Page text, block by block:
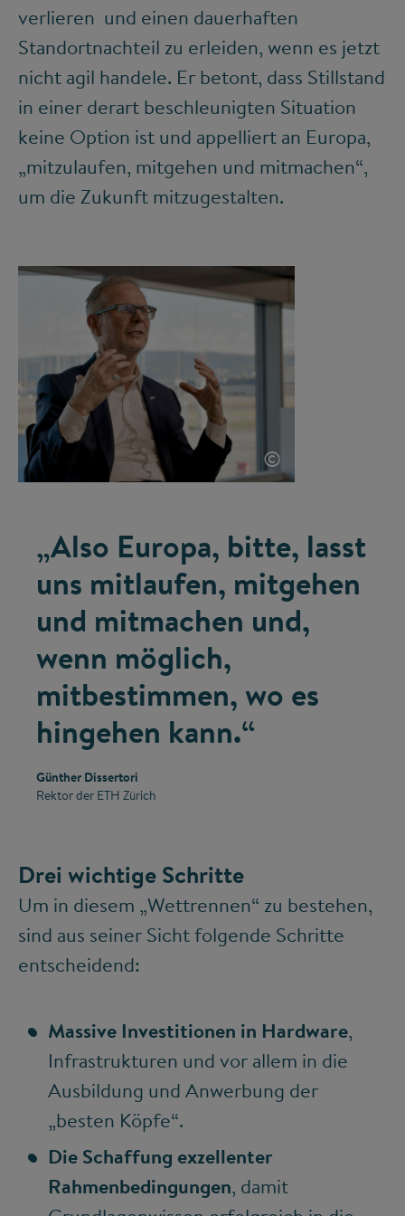
verlieren und einen dauerhaften
Standortnachteil zu erleiden, wenn es jetzt
nicht agil handele. Er betont, dass Stillstand
in einer derart beschleunigten Situation
keine Option ist und appelliert an Europa,
„mitzulaufen, mitgehen und mitmachen“,
um die Zukunft mitzugestalten.
©
„Also Europa, bitte, lasst
uns mitlaufen, mitgehen
und mitmachen und,
wenn möglich,
mitbestimmen, wo es
hingehen kann.“
Günther Dissertori
Rektor der ETH Zürich
Drei wichtige Schritte
Um in diesem „Wettrennen“ zu bestehen,
sind aus seiner Sicht folgende Schritte
entscheidend:
Massive Investitionen in Hardware,
Infrastrukturen und vor allem in die
Ausbildung und Anwerbung der
„besten Köpfe“.
Die Schaffung exzellenter
Rahmenbedingungen, damit